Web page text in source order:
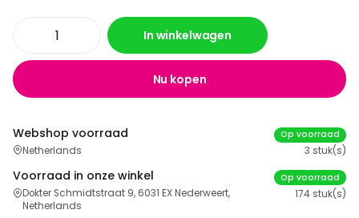
In winkelwagen
Nu kopen
Webshop voorraad
Netherlands
Op voorraad
3 stuk(s)
Voorraad in onze winkel
Dokter Schmidtstraat 9, 6031 EX Nederweert,
Netherlands
Op voorraad
174 stuk(s)